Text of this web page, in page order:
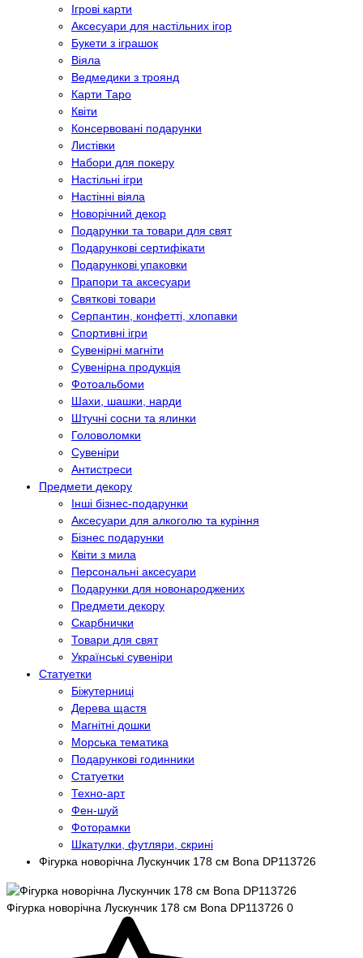
Ігрові карти
Аксесуари для настільних ігор
Букети з іграшок
Віяла
Ведмедики з троянд
Карти Таро
Квіти
Консервовані подарунки
Листівки
Набори для покеру
Настільні ігри
Настінні віяла
Новорічний декор
Подарунки та товари для свят
Подарункові сертифікати
Подарункові упаковки
Прапори та аксесуари
Святкові товари
Серпантин, конфетті, хлопавки
Спортивні ігри
Сувенірні магніти
Сувенірна продукція
Фотоальбоми
Шахи, шашки, нарди
Штучні сосни та ялинки
Головоломки
Сувеніри
Антистреси
Предмети декору
Інші бізнес-подарунки
Аксесуари для алкоголю та куріння
Бізнес подарунки
Квіти з мила
Персональні аксесуари
Подарунки для новонароджених
Предмети декору
Скарбнички
Товари для свят
Українські сувеніри
Статуетки
Біжутерниці
Дерева щастя
Магнітні дошки
Морська тематика
Подарункові годинники
Статуетки
Техно-арт
Фен-шуй
Фоторамки
Шкатулки, футляри, скрині
Фігурка новорічна Лускунчик 178 см Bona DP113726
Фігурка новорічна Лускунчик 178 см Bona DP113726 0